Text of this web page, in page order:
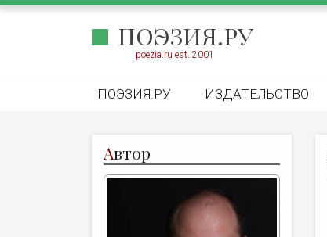
ПОЭЗИЯ.РУ
poezia.ru est. 2001
ПОЭЗИЯ.РУ ИЗДАТЕЛЬСТВО
Автор